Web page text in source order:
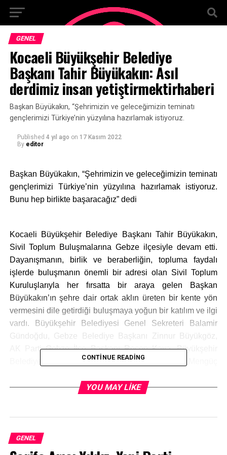
GENEL
Kocaeli Büyükşehir Belediye
Başkanı Tahir Büyükakın: Asıl
derdimiz insan yetiştirmektirhaberi
Başkan Büyükakın, “Şehrimizin ve geleceğimizin teminatı
gençlerimizi Türkiye’nin yüzyılına hazırlamak istiyoruz.
Published 4 yıl ago on 17 Kasım 2022
By editor
Başkan Büyükakın, “Şehrimizin ve geleceğimizin teminatı
gençlerimizi Türkiye’nin yüzyılına hazırlamak istiyoruz.
Bunu hep birlikte başaracağız” dedi
Kocaeli Büyükşehir Belediye Başkanı Tahir Büyükakın,
Sivil Toplum Buluşmalarına Gebze ilçesiyle devam etti.
Dayanışmanın, birlik ve beraberliğin, topluma faydalı
işlerde buluşmanın önemli bir adresi olan Sivil Toplum
Kuruluşlarıyla her fırsatta bir araya gelen Başkan
Büyükakın’ın şehre dair ortak aklın üreten bir kente yön
vermesini dile getirdiği buluşmaya yoğun bir katılım ve ilgi
vardı. Büyükşehir Belediyesi Genel Sekreteri Balamir
Gündoğdu, Gebze Belediye Başkanı Zinnur Büyükgöz,
AK Parti Gebze İlçe Başkanı Recep Kaya, Büyükşehir
Belediyesi Genel Sekreter Yardımcıları Gökmen Mengüç
Başkan Büyükakın, “Asıl derdimiz insan yetiştirmektir. Bu
CONTINUE READING
YOU MAY LIKE
GENEL